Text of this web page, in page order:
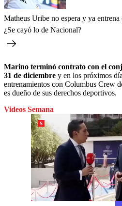
Matheus Uribe no espera y ya
¿Se cayó lo de Nacional?
Marino terminó contrato con el
31 de diciembre y en los próximos
entrenamientos con Columbus Crew
es dueño de sus derechos deportivos.
Videos Semana